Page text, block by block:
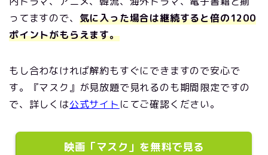
ってますので、 気に入った場合は継続すると倍の1200
ポイントがもらえます。
もし合わなければ解約もすぐにできますので安心で
す。『マスク』が見放題で見れるのも期間限定ですの
で、詳しくは公式サイト にてご確認ください。
映画「マスク」を無料で見る